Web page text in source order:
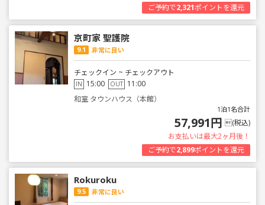
ご予約で2,321ポイントを還元
京町家 聖護院
9.1 非常に良い
チェックイン ~ チェックアウト
IN 15:00 OUT 11:00
和室 タウンハウス（本館）
1泊1名合計
57,991円 (税込)
お支払いは最大2ヶ月後！
ご予約で2,899ポイントを還元
Rokuroku
9.5 非常に良い